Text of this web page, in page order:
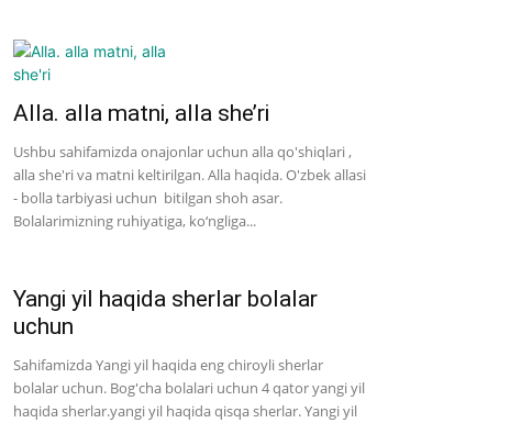
Alla. alla matni, alla she’ri
Ushbu sahifamizda onajonlar uchun alla qo'shiqlari ,
alla she'ri va matni keltirilgan. Alla haqida. O'zbek allasi
- bolla tarbiyasi uchun bitilgan shoh asar.
Bolalarimizning ruhiyatiga, ko‘ngliga...
Yangi yil haqida sherlar bolalar
uchun
Sahifamizda Yangi yil haqida eng chiroyli sherlar
bolalar uchun. Bog'cha bolalari uchun 4 qator yangi yil
haqida sherlar.yangi yil haqida qisqa sherlar. Yangi yil